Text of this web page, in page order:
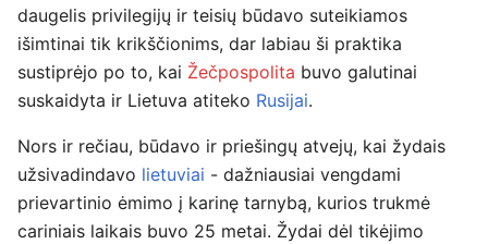
daugelis privilegijų ir teisių būdavo suteikiamos
išimtinai tik krikščionims, dar labiau ši praktika
sustiprėjo po to, kai Žečpospolita buvo galutinai
suskaidyta ir Lietuva atiteko Rusijai.
Nors ir rečiau, būdavo ir priešingų atvejų, kai žydais
užsivadindavo lietuviai - dažniausiai vengdami
prievartinio ėmimo į karinę tarnybą, kurios trukmė
cariniais laikais buvo 25 metai. Žydai dėl tikėjimo